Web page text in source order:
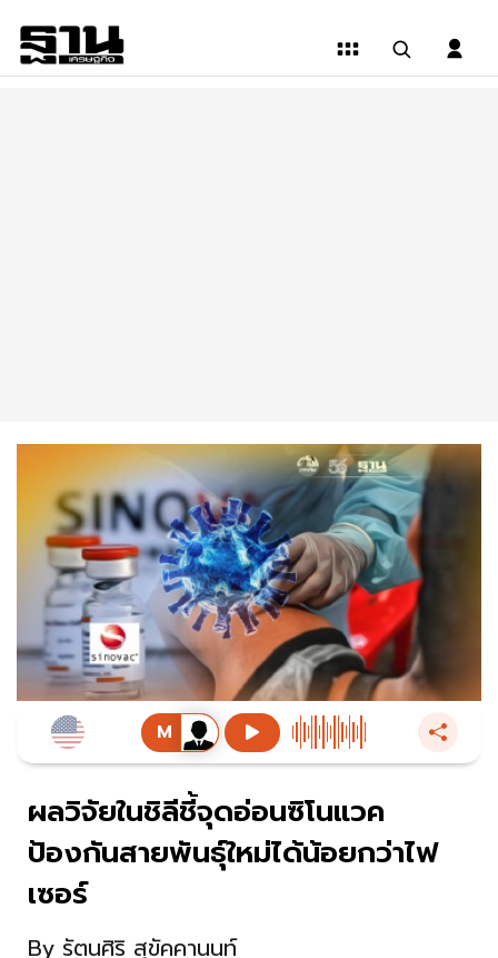
ผลวิจัยในชิลีชี้จุดอ่อนซิโนแวค
ป้องกันสายพันธุ์ใหม่ได้น้อยกว่าไฟ
เซอร์
By รัตนศิริ สุขัคคานนท์